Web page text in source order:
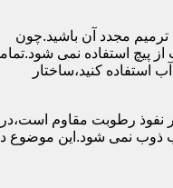
مجدد آن باشید.چون
پیچ استفاده نمی
استفاده کنید،ساختار
نفوذ رطوبت مقاوم است،در
ذوب نمی شود.این موضوع